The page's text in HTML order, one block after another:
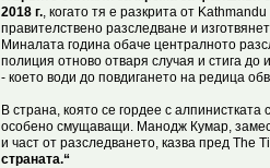
2018 г., когато тя е разкрита от
правителствено разследване и
Миналата година обаче централното
полиция отново отваря случая и стига до
- което води до повдигането на редица
В страна, която се гордее с
особено смущаващи. Манодж Кумар,
и част от разследването, казва пред The
страната.“